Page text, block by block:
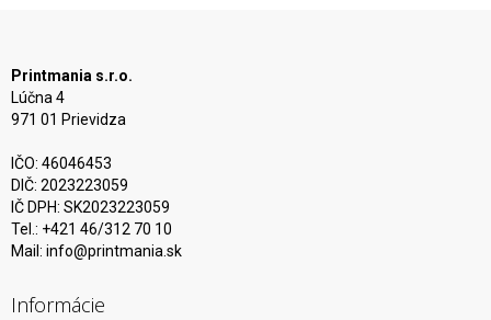
Printmania s.r.o.
Lúčna 4
971 01 Prievidza
IČO: 46046453
DIČ: 2023223059
IČ DPH: SK2023223059
Tel.: +421 46/312 70 10
Mail: info@printmania.sk
Informácie